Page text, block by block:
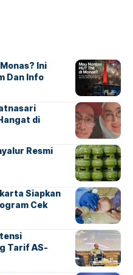
Ini
Dan Info
di
Resmi
Siapkan
Cek
Tarif AS-